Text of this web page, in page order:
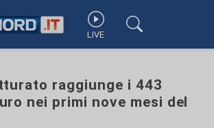
LIVE
raggiunge i 443
nei primi nove mesi del